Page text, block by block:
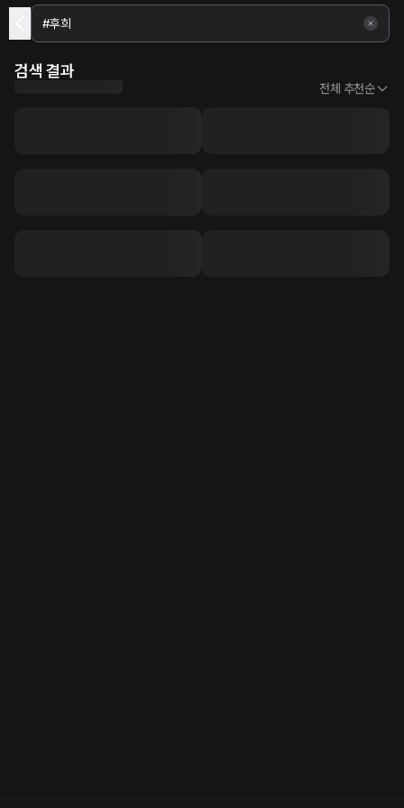
검색 결과
전체 추천순